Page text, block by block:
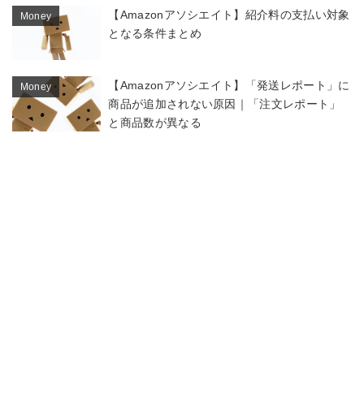
Money
【Amazonアソシエイト】紹介料の支払い対象
となる条件まとめ
Money
【Amazonアソシエイト】「発送レポート」に
商品が追加されない原因｜「注文レポート」
と商品数が異なる